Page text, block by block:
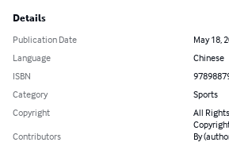
Details
Publication Date
May 18,
Language
Chinese
ISBN
Category
Sports
Copyright
All
Contributors
By